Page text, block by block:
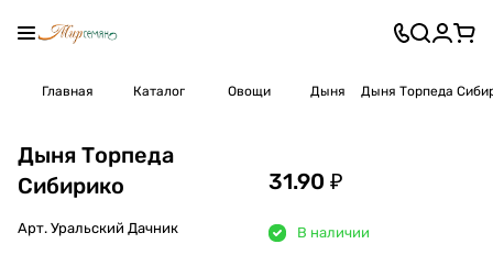
Главная Каталог Овощи Дыня Дыня Торпеда
Дыня Торпеда
Сибирико
Арт. Уральский Дачник
31.90 ₽
В наличии